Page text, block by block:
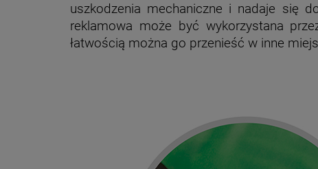
uszkodzenia mechaniczne i nadaje się
reklamowa może być wykorzystana
łatwością można go przenieść w inne